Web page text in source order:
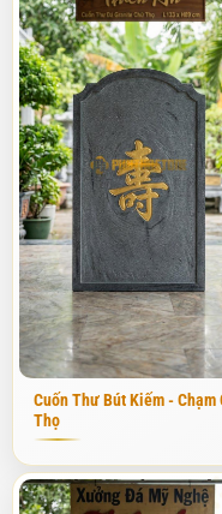
đã chứng kiến không ít
những mẫu cuốn thư có
thấy nó choán hết tầm
ngạt. Sai lầm này thường
đặc tính và công năng
vấn và trực tiếp thi công
khách năm ấy, tôi nhận
đỉnh cao của sự tinh tế và
Mẫucuốn thư đá không cột
là giải pháp hoàn hảo mà
trình có không gian vừa
thoát tuyệt đối. Loại cuốn
hai bên mà tập trung
đường nét chạm khắc tinh
một sức hút kỳ lạ, giúp
cúng mà vẫn giữ được sự
Cuốn Thư Bút Kiếm - Chạm
Thọ